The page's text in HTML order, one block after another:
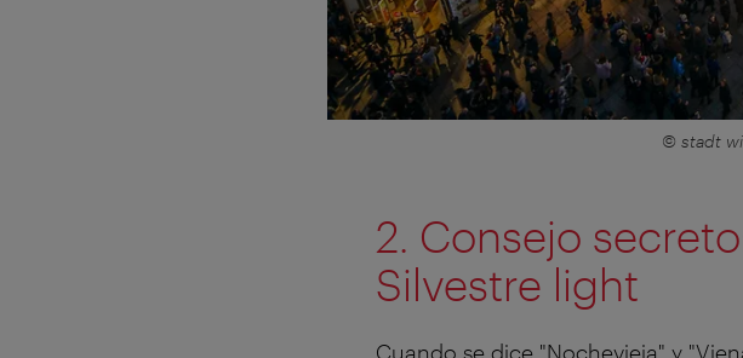
© stadt
2. Consejo
Silvestre light
Cuando se dice "Nochevieja" y